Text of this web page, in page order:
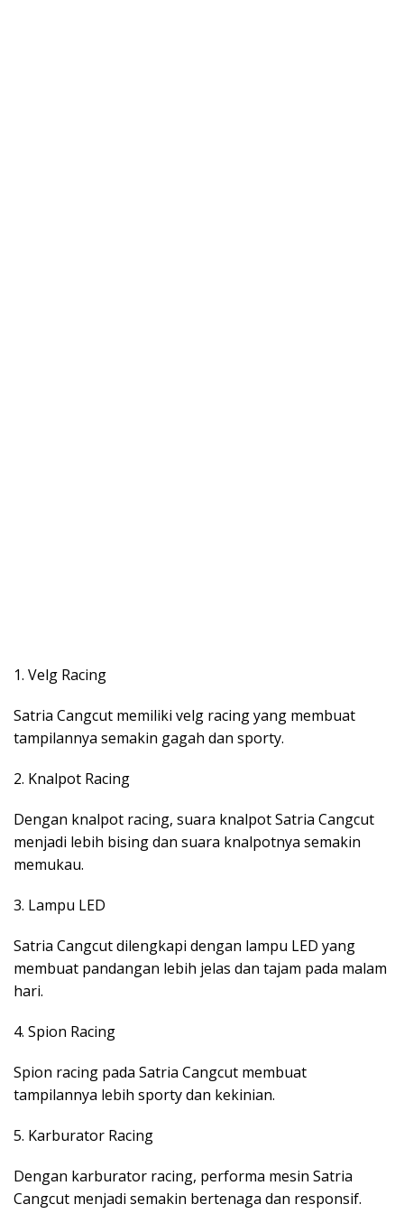
1. Velg Racing
Satria Cangcut memiliki velg racing yang membuat
tampilannya semakin gagah dan sporty.
2. Knalpot Racing
Dengan knalpot racing, suara knalpot Satria Cangcut
menjadi lebih bising dan suara knalpotnya semakin
memukau.
3. Lampu LED
Satria Cangcut dilengkapi dengan lampu LED yang
membuat pandangan lebih jelas dan tajam pada malam
hari.
4. Spion Racing
Spion racing pada Satria Cangcut membuat
tampilannya lebih sporty dan kekinian.
5. Karburator Racing
Dengan karburator racing, performa mesin Satria
Cangcut menjadi semakin bertenaga dan responsif.